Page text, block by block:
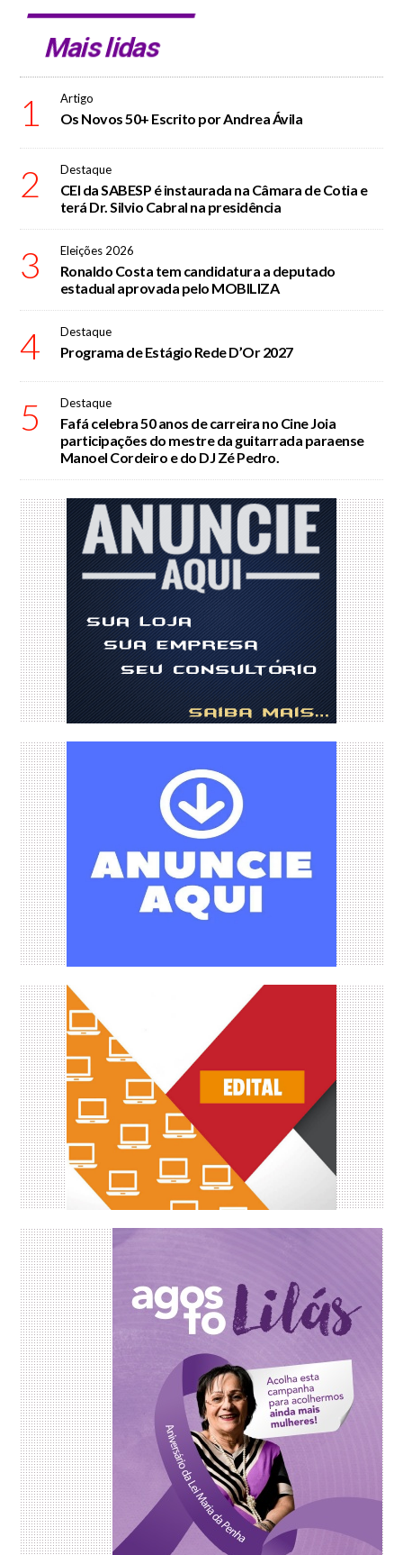
Mais lidas
1 Artigo
Os Novos 50+ Escrito por Andrea Ávila
2 Destaque
CEI da SABESP é instaurada na Câmara de Cotia e
terá Dr. Silvio Cabral na presidência
3 Eleições 2026
Ronaldo Costa tem candidatura a deputado
estadual aprovada pelo MOBILIZA
4 Destaque
Programa de Estágio Rede D’Or 2027
5 Destaque
Fafá celebra 50 anos de carreira no Cine Joia
participações do mestre da guitarrada paraense
Manoel Cordeiro e do DJ Zé Pedro.